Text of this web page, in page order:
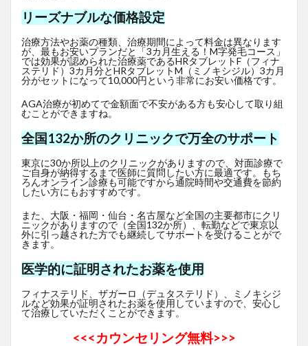
リーズナブルな価格設定
治療方法やお薬の種類、治療期間によって料金は異なります
が、最もお安いプランだと「3カ月生える！M字発毛コース」
では効果が認められた治療薬であるHRタブレットF （フィナ
ステリド）3カ月分とHRタブレットM（ミノキシジル）3カ月
分がセットになって10,000円という非常にお安い価格です。
AGA治療が初めてで金額面で不安がある方も安心して取り組
むことができますね。
全国132か所のクリニックで万全のサポート
東京に30か所以上のクリニックがありますので、対面診療で
ご自身が納得するまで医師に質問したい方に最適です。もち
ろんオンライン診療も可能ですから通院時間や交通費を節約
したい方にもおすすめです。
また、大阪・福岡・仙台・名古屋など全国の主要都市にクリ
ニックがありますので（全国132か所）、転勤などで東京以
外に引っ越された方でも継続してサポートを受けることがで
きます。
医学的に証明されたお薬を使用
フィナステリド、ザガーロ（デュタステリド）、ミノキシジ
ルなど効果が証明されたお薬を使用していますので、安心し
て治療していただくことができます。
<<<カウンセリング無料>>>